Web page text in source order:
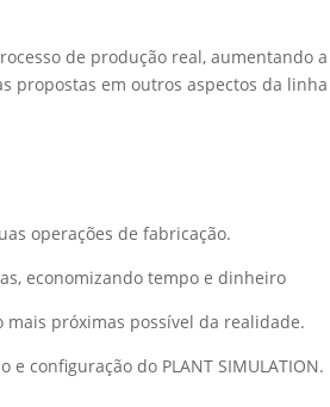
de produção real, aumentando a
propostas em outros aspectos da
operações de fabricação.
economizando tempo e dinheiro
mais próximas possível da realidade.
configuração do PLANT SIMULATION.